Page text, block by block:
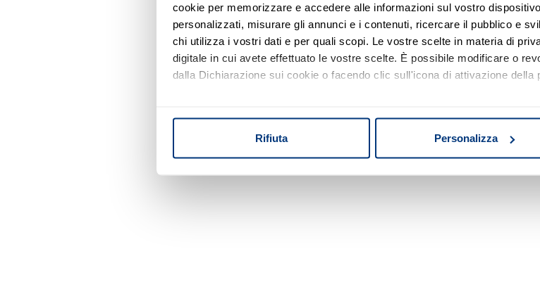
cookie per memorizzare e accedere alle informazioni sul vostro
personalizzati, misurare gli annunci e i contenuti, ricercare il pubblico e
chi utilizza i vostri dati e per quali scopi. Le vostre scelte in materia di
digitale in cui avete effettuato le vostre scelte. È possibile modificare o
dalla Dichiarazione sui cookie o facendo clic sull'icona di attivazione della
Identificare il tuo dispositivo, scansionandolo attivamente alla
digitali).
Rifiuta Personalizza
Nessun risultato di
Prova a modificare o rimuovere
a cambiare l'area di